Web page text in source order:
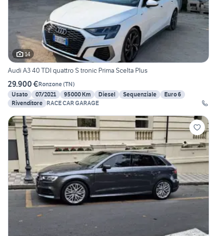
14
Audi A3 40 TDI quattro S tronic Prima Scelta Plus
29.900 €Ronzone(TN)
Usato
07/2021 95000 Km Diesel Sequenziale
Euro 6
Rivenditore RACE CAR GARAGE